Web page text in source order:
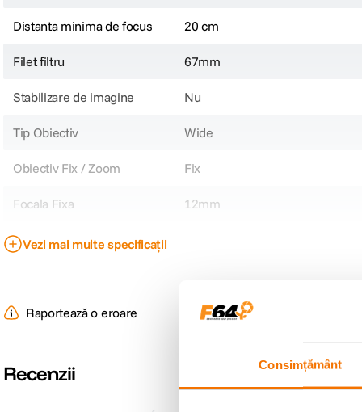
Consimțământ
Distanta minima de focus 20 cm
Filet filtru 67mm
Stabilizare de imagine Nu
Tip Obiectiv Wide
Obiectiv Fix / Zoom Fix
Focala Fixa 12mm
Unghi de cuprindere
Diafragma Maxima f/2.0
Manual Focus
Vezi mai multe specificații
Raportează o eroare
Recenzii